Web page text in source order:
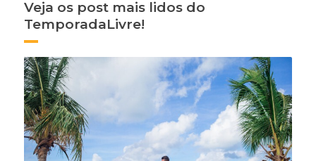
Veja os post mais lidos do
TemporadaLivre!